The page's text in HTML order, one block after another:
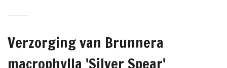
Verzorging van Brunnera
macrophylla 'Silver Spear'